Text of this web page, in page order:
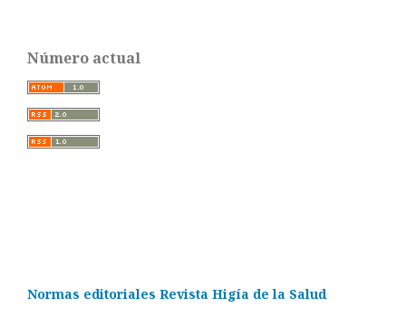
Número actual
Normas editoriales Revista Higía de la Salud